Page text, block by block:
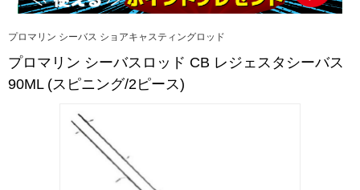
プロマリン シーバス ショアキャスティングロッド
プロマリン シーバスロッド CB レジェスタシーバス
90ML (スピニング/2ピース)